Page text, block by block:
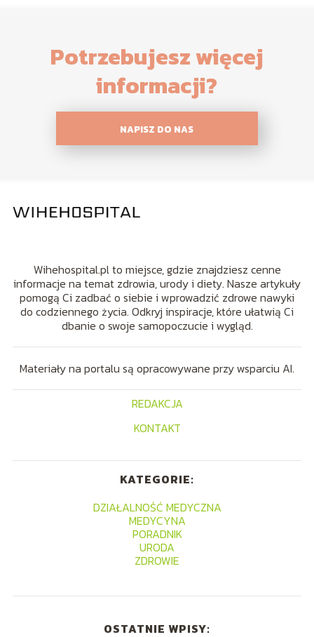
Potrzebujesz więcej
informacji?
NAPISZ DO NAS
Wihehospital.pl to miejsce, gdzie znajdziesz cenne
informacje na temat zdrowia, urody i diety. Nasze artykuły
pomogą Ci zadbać o siebie i wprowadzić zdrowe nawyki
do codziennego życia. Odkryj inspiracje, które ułatwią Ci
dbanie o swoje samopoczucie i wygląd.
Materiały na portalu są opracowywane przy wsparciu AI.
REDAKCJA
KONTAKT
KATEGORIE:
DZIAŁALNOŚĆ MEDYCZNA
MEDYCYNA
PORADNIK
URODA
ZDROWIE
OSTATNIE WPISY: